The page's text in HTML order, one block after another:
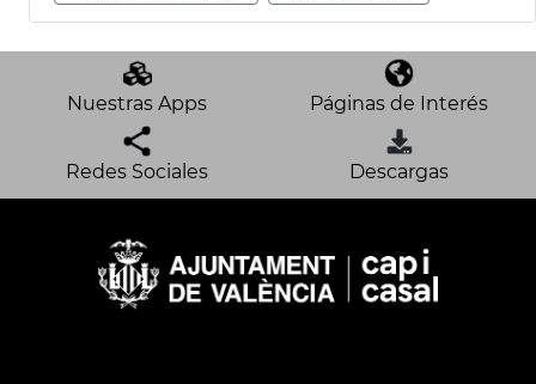
Nuestras Apps Páginas de Interés
Redes Sociales Descargas